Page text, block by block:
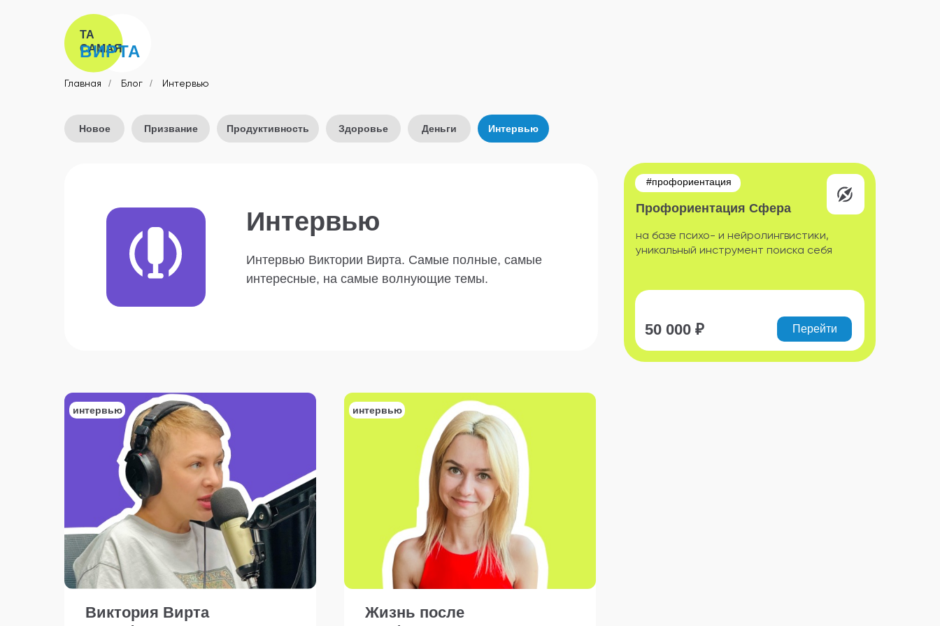
ТА
САМАЯ
ВИРТА
Главная / Блог / Интервью
Новое Призвание Продуктивность Здоровье Деньги Интервью
Интервью
Интервью Виктории Вирта. Самые полные, самые
интересные, на самые волнующие темы.
Профориентация Сфера
Перейти
на базе психо- и нейролингвистики,
уникальный инструмент поиска себя
#профориентация
50 000 ₽
Виктория Вирта
интервью
Жизнь после
интервью